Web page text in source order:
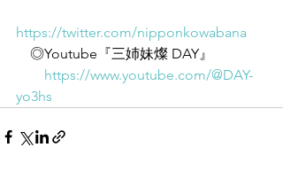
https://twitter.com/nipponkowabana
◎Youtube『三姉妹燦 DAY』
https://www.youtube.com/@DAY-
yo3hs